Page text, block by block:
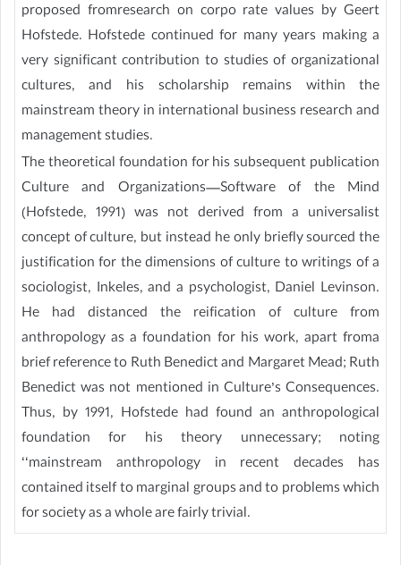
proposed fromresearch on corpo rate values by Geert
Hofstede. Hofstede continued for many years making a
very significant contribution to studies of organizational
cultures, and his scholarship remains within the
mainstream theory in international business research and
management studies.
The theoretical foundation for his subsequent publication
Culture and Organizations—Software of the Mind
(Hofstede, 1991) was not derived from a universalist
concept of culture, but instead he only briefly sourced the
justification for the dimensions of culture to writings of a
sociologist, Inkeles, and a psychologist, Daniel Levinson.
He had distanced the reification of culture from
anthropology as a foundation for his work, apart froma
brief reference to Ruth Benedict and Margaret Mead; Ruth
Benedict was not mentioned in Culture’s Consequences.
Thus, by 1991, Hofstede had found an anthropological
foundation for his theory unnecessary; noting
‘‘mainstream anthropology in recent decades has
contained itself to marginal groups and to problems which
for society as a whole are fairly trivial.